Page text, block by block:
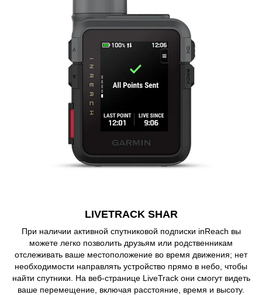
LIVETRACK SHAR
При наличии активной спутниковой подписки inReach вы
можете легко позволить друзьям или родственникам
отслеживать ваше местоположение во время движения; нет
необходимости направлять устройство прямо в небо, чтобы
найти спутники. На веб-странице LiveTrack они смогут видеть
ваше перемещение, включая расстояние, время и высоту.